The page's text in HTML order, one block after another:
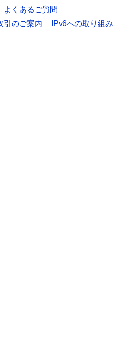
よくあるご質問
引のご案内
IPv6への取り組み